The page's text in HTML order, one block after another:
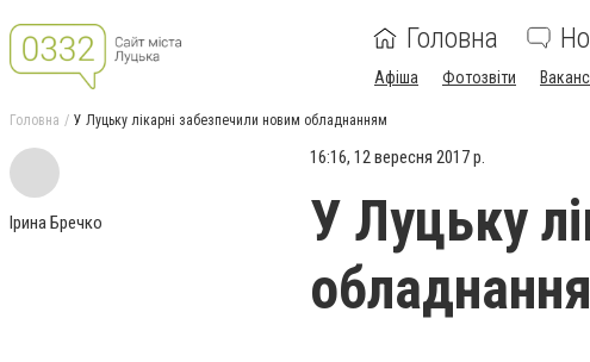
Головна
Афіша Фотозвіти
Головна У Луцьку лікарні забезпечили новим обладнанням
Ірина Бречко
16:16, 12 вересня 2017 р.
У Луцьку